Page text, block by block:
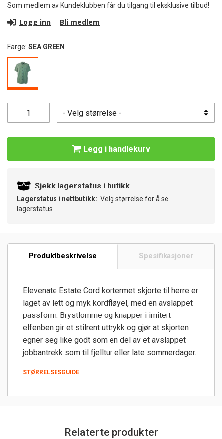
Som medlem av Kundeklubben får du tilgang til eksklusive tilbud!
Logg inn Bli medlem
Farge: SEA GREEN
Legg i handlekurv
Sjekk lagerstatus i butikk
Lagerstatus i nettbutikk: Velg størrelse for å se
lagerstatus
Produktbeskrivelse Spesifikasjoner
Elevenate Estate Cord kortermet skjorte til herre er
laget av lett og myk kordfløyel, med en avslappet
passform. Brystlomme og knapper i imitert
elfenben gir et stilrent uttrykk og gjør at skjorten
egner seg like godt som en del av et avslappet
jobbantrekk som til fjelltur eller late sommerdager.
STØRRELSESGUIDE
Relaterte produkter